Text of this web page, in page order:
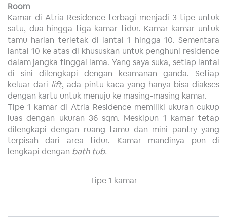
Room
Kamar di Atria Residence terbagi menjadi 3 tipe untuk
satu, dua hingga tiga kamar tidur. Kamar-kamar untuk
tamu harian terletak di lantai 1 hingga 10. Sementara
lantai 10 ke atas di khususkan untuk penghuni residence
dalam jangka tinggal lama. Yang saya suka, setiap lantai
di sini dilengkapi dengan keamanan ganda. Setiap
keluar dari lift, ada pintu kaca yang hanya bisa diakses
dengan kartu untuk menuju ke masing-masing kamar.
Tipe 1 kamar di Atria Residence memiliki ukuran cukup
luas dengan ukuran 36 sqm. Meskipun 1 kamar tetap
dilengkapi dengan ruang tamu dan mini pantry yang
terpisah dari area tidur. Kamar mandinya pun di
lengkapi dengan bath tub.
Tipe 1 kamar